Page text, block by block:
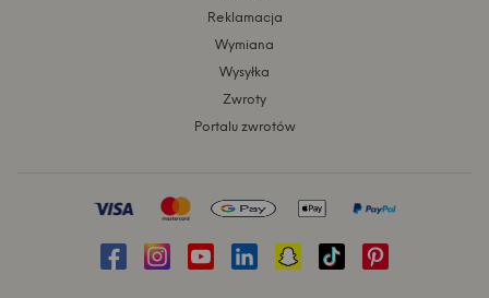
Reklamacja
Wymiana
Wysyłka
Zwroty
Portalu zwrotów